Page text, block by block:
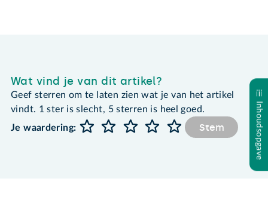
Inhoudsopgave
Wat vind je van dit artikel?
Geef sterren om te laten zien wat je van het artikel
vindt. 1 ster is slecht, 5 sterren is heel goed.
Je waardering:
Stem